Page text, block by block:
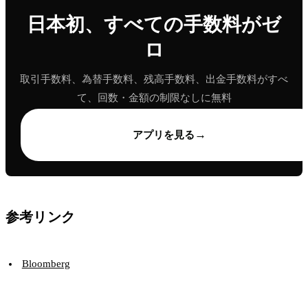
日本初、すべての手数料がゼ
ロ
取引手数料、為替手数料、残高手数料、出金手数料がすべ
て、回数・金額の制限なしに無料
アプリを見る →
参考リンク
Bloomberg